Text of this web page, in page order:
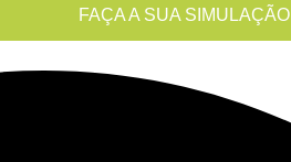
FAÇA A SUA SIMULAÇÃO